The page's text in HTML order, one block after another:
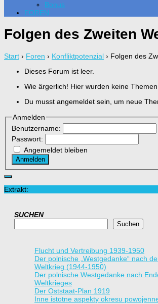
Bonus
FOREN
Folgen des Zweiten
Start › Foren › Konfliktpotenzial › Folgen des
Dieses Forum ist leer.
Wie ärgerlich! Hier wurden keine
Du musst angemeldet sein, um neue
Anmelden
Benutzername:
Passwort:
Angemeldet bleiben
Anmelden
Extrakt:
SUCHEN
Suchen
Flucht und Vertreibung 1939-1950
Der polnische „Westgedanke“ nach
Weltkrieg (1944-1950)
Der polnische Westgedanke nach
Weltkrieges
Der Oststaat-Plan 1919
Inne istotne aspekty okresu